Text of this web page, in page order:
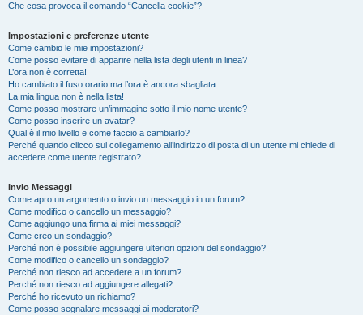
Che cosa provoca il comando “Cancella cookie”?
Impostazioni e preferenze utente
Come cambio le mie impostazioni?
Come posso evitare di apparire nella lista degli utenti in linea?
L’ora non è corretta!
Ho cambiato il fuso orario ma l’ora è ancora sbagliata
La mia lingua non è nella lista!
Come posso mostrare un’immagine sotto il mio nome utente?
Come posso inserire un avatar?
Qual è il mio livello e come faccio a cambiarlo?
Perché quando clicco sul collegamento all’indirizzo di posta di un utente mi chiede di
accedere come utente registrato?
Invio Messaggi
Come apro un argomento o invio un messaggio in un forum?
Come modifico o cancello un messaggio?
Come aggiungo una firma ai miei messaggi?
Come creo un sondaggio?
Perché non è possibile aggiungere ulteriori opzioni del sondaggio?
Come modifico o cancello un sondaggio?
Perché non riesco ad accedere a un forum?
Perché non riesco ad aggiungere allegati?
Perché ho ricevuto un richiamo?
Come posso segnalare messaggi ai moderatori?